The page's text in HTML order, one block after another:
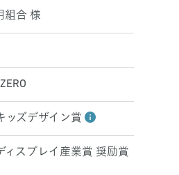
組合 様
ッズデザイン賞
ィスプレイ産業賞 奨励賞